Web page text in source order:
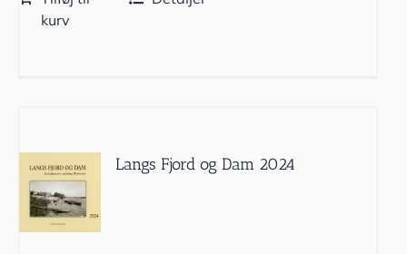
kurv
Langs Fjord og Dam 2024